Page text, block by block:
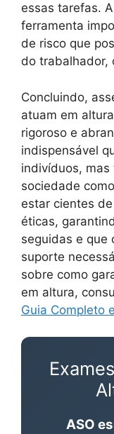
essas tarefas. A
ferramenta
de risco que
do trabalhador,
Concluindo,
atuam em
rigoroso e
indispensável
indivíduos, mas
sociedade
estar cientes
éticas,
seguidas e que
suporte
sobre como
em altura,
Guia Completo
ASO